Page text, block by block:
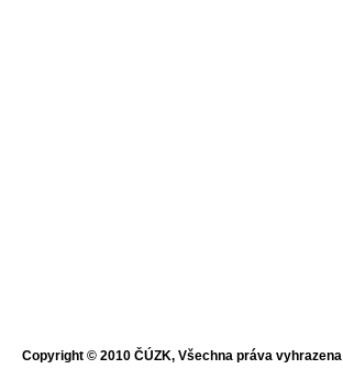
Copyright © 2010 ČÚZK, Všechna práva vyhrazena